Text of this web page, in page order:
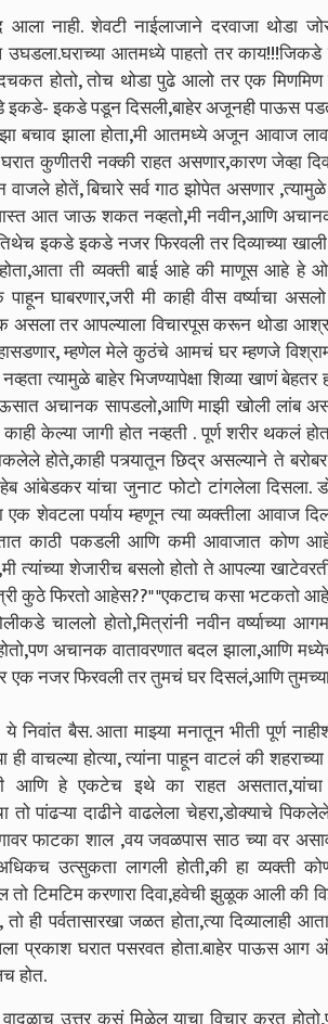
नाही. शेवटी नाईलाजाने दरवाजा थोडा
आतमध्ये पाहतो तर
होतो, तोच थोडा पुढे आलो तर एक मिणमिण
इकडे पडून दिसली,बाहेर अजूनही पाऊस
बचाव झाला होता,मी आतमध्ये अजून आवाज
कुणीतरी नक्की राहत असणार,कारण जेव्हा
होतें, बिचारे सर्व गाठ झोपेत असणार
जास्त आत जाऊ शकत नव्हतो,मी नवीन,आणि
इकडे इकडे नजर फिरवली तर दिव्याच्या
ती व्यक्ती बाई आहे की माणूस आहे
घाबरणार,जरी मी काही वीस वर्ष्याचा
तर आपल्याला विचारपूस करून थोडा
म्हणेल मेले कुठंचे आमचं घर म्हणजे
त्यामुळे बाहेर भिजण्यापेक्षा शिव्या खाणं बेहतर
अचानक सापडलो,आणि माझी खोली लांब
केल्या जागी होत नव्हती . पूर्ण शरीर थकलं
होते,काही पत्र्यातून छिद्र असल्याने ते
आंबेडकर यांचा जुनाट फोटो टांगलेला दिसला.
शेवटला पर्याय म्हणून त्या व्यक्तीला आवाज
काठी पकडली आणि कमी आवाजात कोण
त्यांच्या शेजारीच बसलो होतो ते आपल्या
कुठे फिरतो आहेस??" "एकटाच कसा भटकतो
चाललो होतो,मित्रांनी नवीन वर्ष्याच्या
अचानक वातावरणात बदल झाला,आणि
एक नजर फिरवली तर तुमचं घर दिसलं,आणि
बैस. आता माझ्या मनातून भीती पूर्ण
वाचल्या होत्या, त्यांना पाहून वाटलं की
आणि हे एकटेच इथे का राहत असतात,यांचा
तो पांढऱ्या दाढीने वाढलेला चेहरा,डोक्याचे
शाल ,वय जवळपास साठ च्या वर
उत्सुकता लागली होती,की हा व्यक्ती
तो टिमटिम करणारा दिवा,हवेची झुळूक आली की
पर्वतासारखा जळत होता,त्या दिव्यालाही
प्रकाश घरात पसरवत होता.बाहेर पाऊस आग
होत.